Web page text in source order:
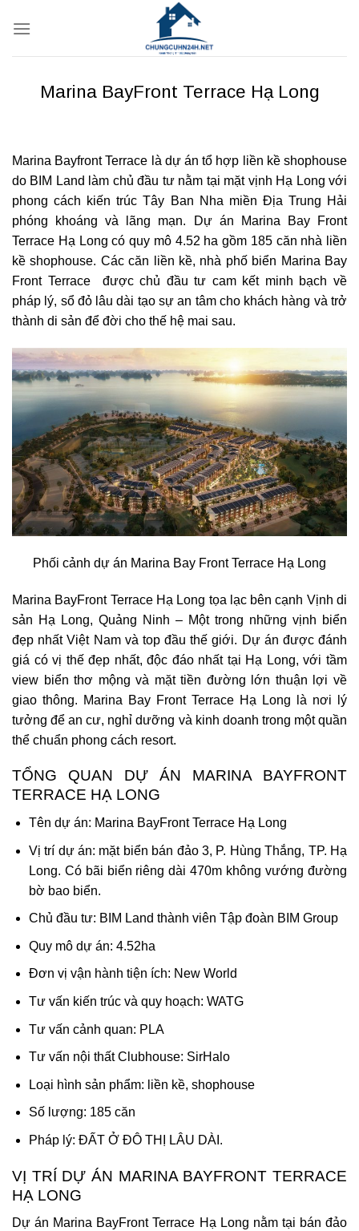
qua
Marina BayFront Terrace Hạ Long
Marina Bayfront Terrace là dự án tổ hợp liền kề shophouse
do BIM Land làm chủ đầu tư nằm tại mặt vịnh Hạ Long với
phong cách kiến trúc Tây Ban Nha miền Địa Trung Hải
phóng khoáng và lãng mạn. Dự án Marina Bay Front
Terrace Hạ Long có quy mô 4.52 ha gồm 185 căn nhà liền
kề shophouse. Các căn liền kề, nhà phố biển Marina Bay
Front Terrace được chủ đầu tư cam kết minh bạch về
pháp lý, sổ đỏ lâu dài tạo sự an tâm cho khách hàng và trở
thành di sản để đời cho thế hệ mai sau.
Phối cảnh dự án Marina Bay Front Terrace Hạ Long
Marina BayFront Terrace Hạ Long tọa lạc bên cạnh Vịnh di
sản Hạ Long, Quảng Ninh – Một trong những vịnh biển
đẹp nhất Việt Nam và top đầu thế giới. Dự án được đánh
giá có vị thế đẹp nhất, độc đáo nhất tại Hạ Long, với tầm
view biển thơ mộng và mặt tiền đường lớn thuận lợi về
giao thông. Marina Bay Front Terrace Hạ Long là nơi lý
tưởng để an cư, nghỉ dưỡng và kinh doanh trong một quần
thể chuẩn phong cách resort.
TỔNG QUAN DỰ ÁN MARINA BAYFRONT
TERRACE HẠ LONG
Tên dự án: Marina BayFront Terrace Hạ Long
Vị trí dự án: mặt biển bán đảo 3, P. Hùng Thắng, TP. Hạ
Long. Có bãi biển riêng dài 470m không vướng đường
bờ bao biển.
Chủ đầu tư: BIM Land thành viên Tập đoàn BIM Group
Quy mô dự án: 4.52ha
Đơn vị vận hành tiện ích: New World
Tư vấn kiến trúc và quy hoạch: WATG
Tư vấn cảnh quan: PLA
Tư vấn nội thất Clubhouse: SirHalo
Loại hình sản phẩm: liền kề, shophouse
Số lượng: 185 căn
Pháp lý: ĐẤT Ở ĐÔ THỊ LÂU DÀI.
VỊ TRÍ DỰ ÁN MARINA BAYFRONT TERRACE
HẠ LONG
Dự án Marina BayFront Terrace Hạ Long nằm tại bán đảo